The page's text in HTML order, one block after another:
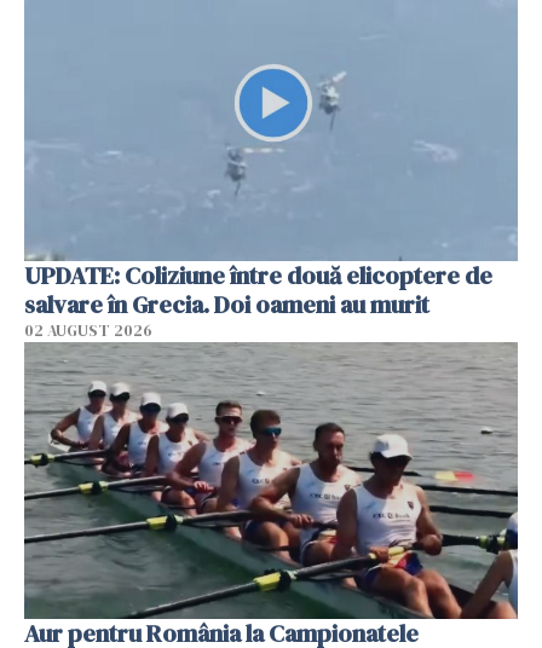
UPDATE: Coliziune între două elicoptere de
salvare în Grecia. Doi oameni au murit
02 AUGUST 2026
Aur pentru România la Campionatele